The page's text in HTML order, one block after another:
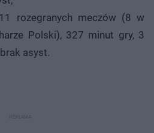
rozegranych meczów (8 w
Polski), 327 minut gry, 3
asyst.